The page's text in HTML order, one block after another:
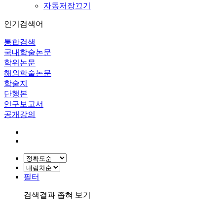
자동저장끄기
인기검색어
통합검색
국내학술논문
학위논문
해외학술논문
학술지
단행본
연구보고서
공개강의
필터
검색결과 좁혀 보기